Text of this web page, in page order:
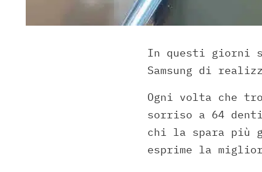
In questi giorni
Samsung di
Ogni volta che
sorriso a 64
chi la spara più
esprime la